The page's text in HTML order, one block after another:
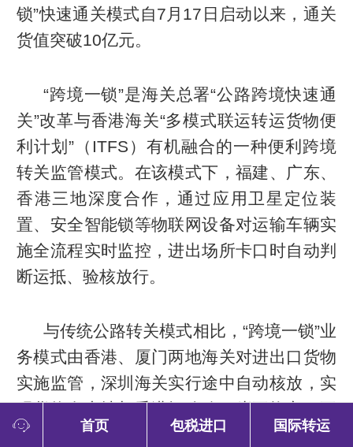
锁”快速通关模式自7月17日启动以来，通关
货值突破10亿元。
“跨境一锁”是海关总署“公路跨境快速通
关”改革与香港海关“多模式联运转运货物便
利计划”（ITFS）有机融合的一种便利跨境
转关监管模式。在该模式下，福建、广东、
香港三地深度合作，通过应用卫星定位装
置、安全智能锁等物联网设备对运输车辆实
施全流程实时监控，进出场所卡口时自动判
断运抵、验核放行。
与传统公路转关模式相比，“跨境一锁”业
务模式由香港、厦门两地海关对进出口货物
实施监管，深圳海关实行途中自动核放，实
现货物在内地与香港间公路口岸不换车、不
换锁、自动快速验放，在实现运输车辆24小
首页 包税进口 国际转运